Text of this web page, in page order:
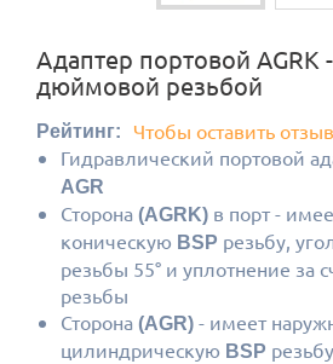
Адаптер портовой AGRK -
дюймовой резьбой
Рейтинг:
Чтобы оставить
Гидравлический портовой
AGR
Сторона (AGRK) в порт -
коническую BSP резьбу,
резьбы 55° и уплотнение за
резьбы
Сторона (AGR) - имеет
цилиндрическую BSP